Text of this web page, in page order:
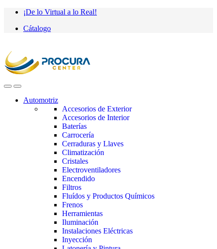
Saltar
navegación
saltar
contenido
¡De lo Virtual a lo Real!
Cátalogo
Automotriz
Accesorios de Exterior
Accesorios de Interior
Baterías
Carrocería
Cerraduras y Llaves
Climatización
Cristales
Electroventiladores
Encendido
Filtros
Fluídos y Productos Químicos
Frenos
Herramientas
Iluminación
Instalaciones Eléctricas
Inyección